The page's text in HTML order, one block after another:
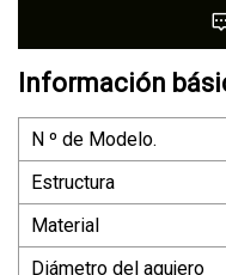
Información
N º de Modelo.
Estructura
Material
Diámetro del agujero